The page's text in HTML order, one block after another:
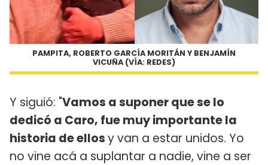
PAMPITA, ROBERTO GARCÍA MORITÁN Y BENJAMÍN
VICUÑA (VÍA: REDES)
Y siguió: "Vamos a suponer que se lo
dedicó a Caro, fue muy importante la
historia de ellosy van a estar unidos. Yo
no vine acá a suplantar a nadie, vine a ser